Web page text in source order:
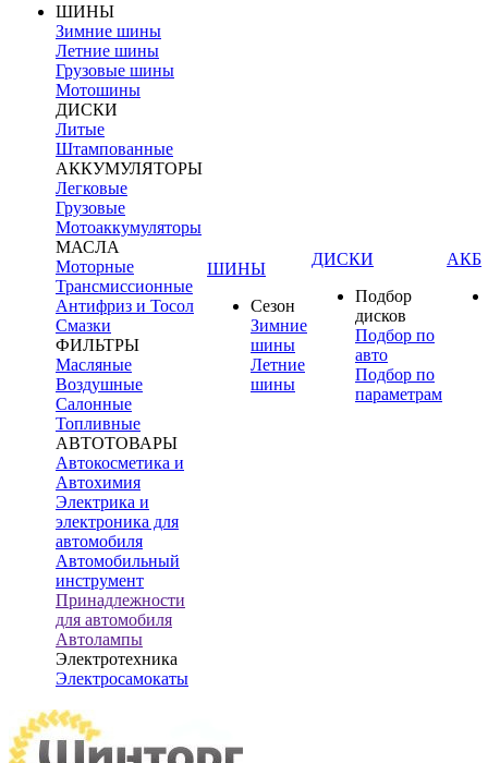
ШИНЫ
Зимние шины
Летние шины
Грузовые шины
Мотошины
ДИСКИ
Литые
Штампованные
АККУМУЛЯТОРЫ
Легковые
Грузовые
Мотоаккумуляторы
МАСЛА
Моторные
Трансмиссионные
Антифриз и Тосол
Смазки
ФИЛЬТРЫ
Масляные
Воздушные
Салонные
Топливные
АВТОТОВАРЫ
Автокосметика и
Автохимия
Электрика и
электроника для
автомобиля
Автомобильный
инструмент
Принадлежности
для автомобиля
Автолампы
Электротехника
Электросамокаты
ШИНЫ
Сезон
Зимние
шины
Летние
шины
ДИСКИ
Подбор
дисков
Подбор по
авто
Подбор по
параметрам
АКБ